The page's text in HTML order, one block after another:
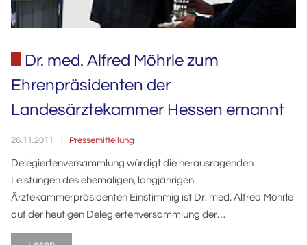
Dr. med. Alfred Möhrle zum
Ehrenpräsidenten der
Landesärztekammer Hessen ernannt
26.11.2011 Pressemitteilung
Delegiertenversammlung würdigt die herausragenden
Leistungen des ehemaligen, langjährigen
Ärztekammerpräsidenten Einstimmig ist Dr. med. Alfred Möhrle
auf der heutigen Delegiertenversammlung der…